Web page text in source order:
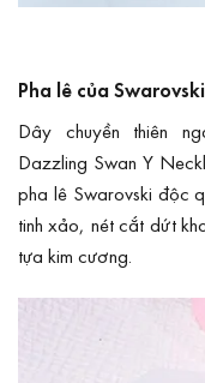
Pha lê của
Dây chuyền thiên
Dazzling Swan Y
pha lê Swarovski độc
tinh xảo, nét cắt dứt
tựa kim cương.